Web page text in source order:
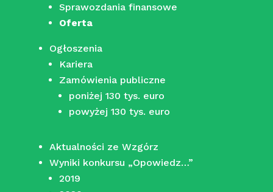
Sprawozdania finansowe
Oferta
Ogłoszenia
Kariera
Zamówienia publiczne
poniżej 130 tys. euro
powyżej 130 tys. euro
Aktualności ze Wzgórz
Wyniki konkursu „Opowiedz…”
2019